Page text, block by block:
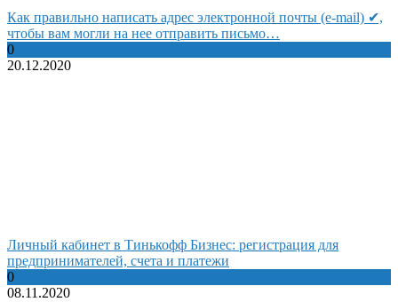
Как правильно написать адрес электронной почты (e-mail) ✔,
чтобы вам могли на нее отправить письмо…
0
20.12.2020
Личный кабинет в Тинькофф Бизнес: регистрация для
предпринимателей, счета и платежи
0
08.11.2020